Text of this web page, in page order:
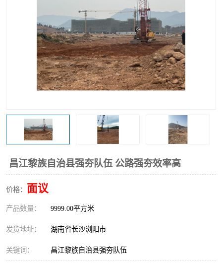
昌江黎族自治县强夯队伍 公路强夯效率高
价格： 面议
产品数量： 9999.00平方米
发货地址： 湖南省长沙浏阳市
关键词： 昌江黎族自治县强夯队伍